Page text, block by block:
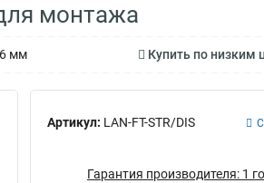
монтажа
мм Купить по низким
Артикул: LAN-FT-STR/DIS
Гарантия производителя: 1